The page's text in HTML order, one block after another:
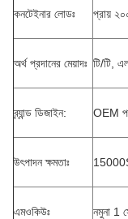
কনটেইনার লোডঃ প্রায়
অর্থ প্রদানের মেয়াদঃ টি/টি,
ব্র্যান্ড ডিজাইন: OEM
উৎপাদন ক্ষমতাঃ
এমওকিউঃ নমুনা 1